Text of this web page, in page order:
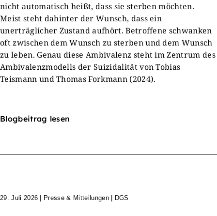
nicht automatisch heißt, dass sie sterben möchten.
Meist steht dahinter der Wunsch, dass ein
unerträglicher Zustand aufhört. Betroffene schwanken
oft zwischen dem Wunsch zu sterben und dem Wunsch
zu leben. Genau diese Ambivalenz steht im Zentrum des
Ambivalenzmodells der Suizidalität von Tobias
Teismann und Thomas Forkmann (2024).
Blogbeitrag lesen
29. Juli 2026 | Presse & Mitteilungen | DGS